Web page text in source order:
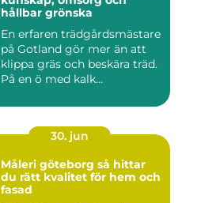
hållbar grönska
En erfaren trädgårdsmästare
på Gotland gör mer än att
klippa gräs och beskära träd.
På en ö med kalk...
30. jun
Måleri göteborg så hittar
du rätt kvalitet för hem och
fasad